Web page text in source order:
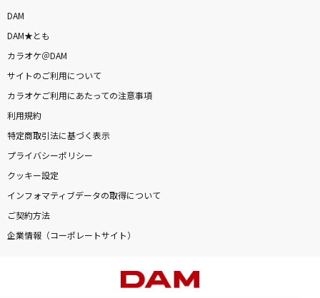
DAM
DAM★とも
カラオケ＠DAM
サイトのご利用について
カラオケご利用にあたっての注意事項
利用規約
特定商取引法に基づく表示
プライバシーポリシー
クッキー設定
インフォマティブデータの取得について
ご契約方法
企業情報（コーポレートサイト）